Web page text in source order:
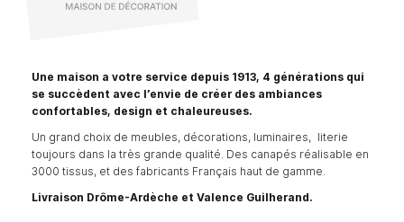
Une maison a votre service depuis 1913, 4 générations qui
se succèdent avec l’envie de créer des ambiances
confortables, design et chaleureuses.
Un grand choix de meubles, décorations, luminaires, literie
toujours dans la très grande qualité. Des canapés réalisable en
3000 tissus, et des fabricants Français haut de gamme.
Livraison Drôme-Ardèche et Valence Guilherand.